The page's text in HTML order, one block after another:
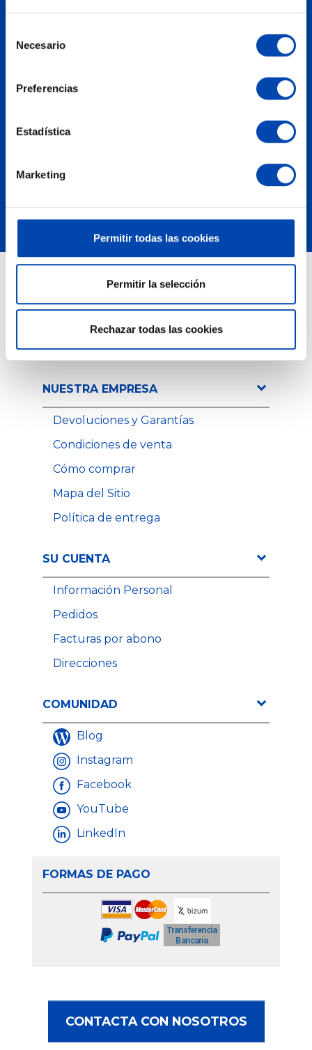
Necesario
Preferencias
Estadística
Marketing
Permitir todas las cookies
Permitir la selección
Rechazar todas las cookies
atencioncliente@llaberiagroup.com
Cómo llegar
PRODUCTOS
Novedades
Los más vendidos
NUESTRA EMPRESA
Devoluciones y Garantías
Condiciones de venta
Cómo comprar
Mapa del Sitio
Política de entrega
SU CUENTA
Información Personal
Pedidos
Facturas por abono
Direcciones
COMUNIDAD
Blog
Instagram
Facebook
YouTube
LinkedIn
FORMAS DE PAGO
CONTACTA CON NOSOTROS